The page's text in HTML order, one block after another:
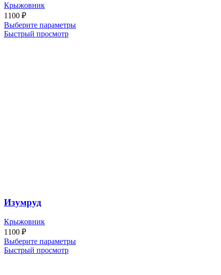
Крыжовник
1100 ₽
Выберите параметры
Быстрый просмотр
Изумруд
Крыжовник
1100 ₽
Выберите параметры
Быстрый просмотр